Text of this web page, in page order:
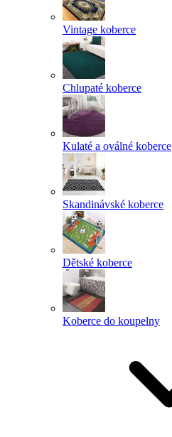
Vintage koberce
Chlupaté koberce
Kulaté a oválné koberce
Skandinávské koberce
Dětské koberce
Koberce do koupelny